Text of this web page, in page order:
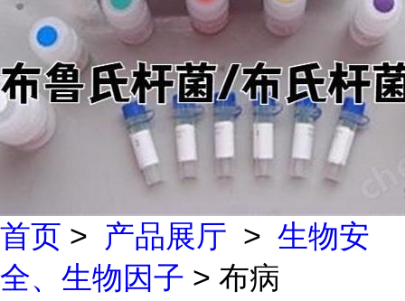
首页 > 产品展厅 > 生物安
全、生物因子 > 布病